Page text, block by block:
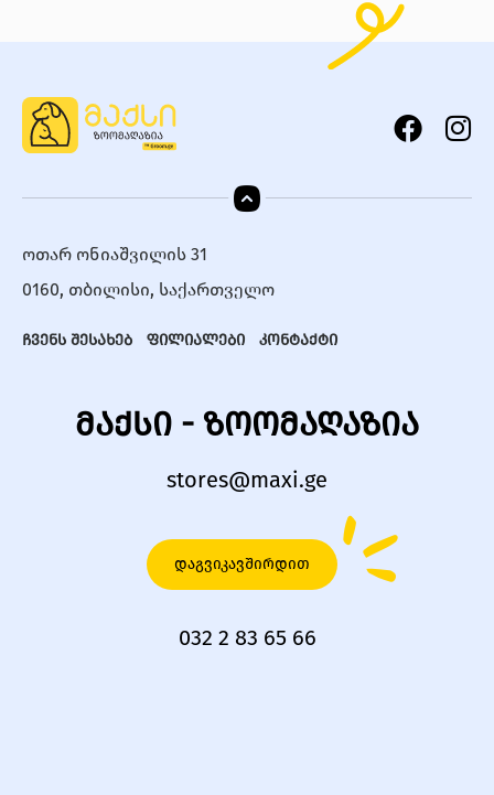
ოთარ ონიაშვილის 31
0160, თბილისი, საქართველო
ჩვენს შესახებ ფილიალები კონტაქტი
მაქსი - ზოომაღაზია
stores@maxi.ge
დაგვიკავშირდით
032 2 83 65 66